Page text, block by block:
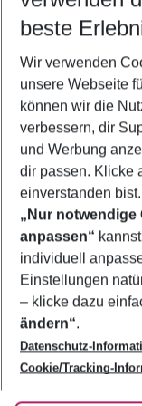
2 Erwachsene
Footer
Footer navigation
Über uns
AGB
Bestpreisgarantie
Cookie-
Cookie-Richtlinie
Agenturbetreuung
Barrierefreies Reisen
Folge uns
beste
Wir verwenden
unsere Webseite
können wir die
verbessern, dir
und Werbung
dir passen. Klicke
einverstanden
„Nur notwendige
anpassen“
individuell
Einstellungen
– klicke dazu
ändern“.
Datenschutz-
Cookie/Tracking-